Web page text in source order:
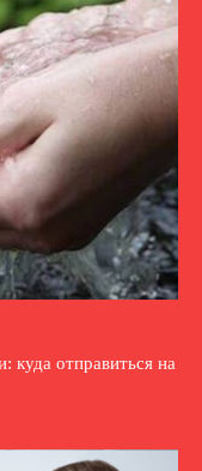
куда отправиться на